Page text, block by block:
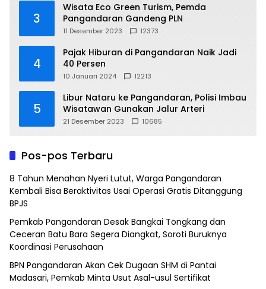
3
Wisata Eco Green Turism, Pemda
Pangandaran Gandeng PLN
11 Desember 2023 12373
4
Pajak Hiburan di Pangandaran Naik Jadi
40 Persen
10 Januari 2024 12213
5
Libur Nataru ke Pangandaran, Polisi Imbau
Wisatawan Gunakan Jalur Arteri
21 Desember 2023 10685
Pos-pos Terbaru
8 Tahun Menahan Nyeri Lutut, Warga Pangandaran
Kembali Bisa Beraktivitas Usai Operasi Gratis Ditanggung
BPJS
Pemkab Pangandaran Desak Bangkai Tongkang dan
Ceceran Batu Bara Segera Diangkat, Soroti Buruknya
Koordinasi Perusahaan
BPN Pangandaran Akan Cek Dugaan SHM di Pantai
Madasari, Pemkab Minta Usut Asal-usul Sertifikat